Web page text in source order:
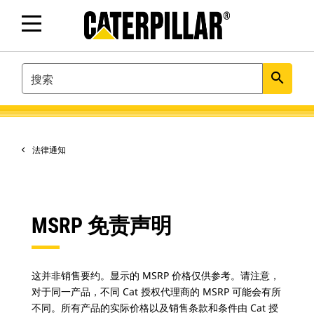
SEARCH search
法律通知
MSRP 免责声明
这并非销售要约。显示的 MSRP 价格仅供参考。请注意，
对于同一产品，不同 Cat 授权代理商的 MSRP 可能会有所
不同。所有产品的实际价格以及销售条款和条件由 Cat 授